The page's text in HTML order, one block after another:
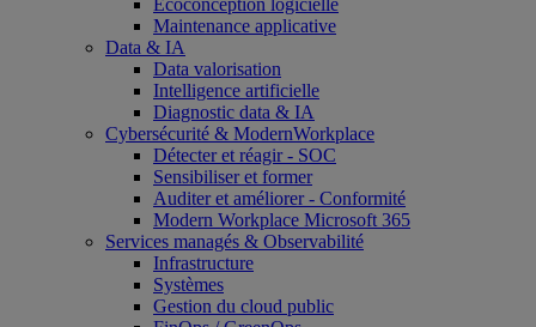
Écoconception logicielle
Maintenance applicative
Data & IA
Data valorisation
Intelligence artificielle
Diagnostic data & IA
Cybersécurité & ModernWorkplace
Détecter et réagir - SOC
Sensibiliser et former
Auditer et améliorer - Conformité
Modern Workplace Microsoft 365
Services managés & Observabilité
Infrastructure
Systèmes
Gestion du cloud public